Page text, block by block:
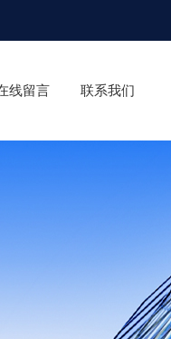
线留言 联系我们